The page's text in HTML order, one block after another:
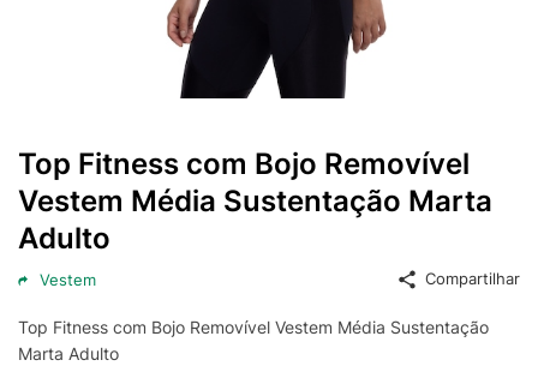
Top Fitness com Bojo Removível
Vestem Média Sustentação Marta
Adulto
Vestem Compartilhar
Top Fitness com Bojo Removível Vestem Média Sustentação
Marta Adulto